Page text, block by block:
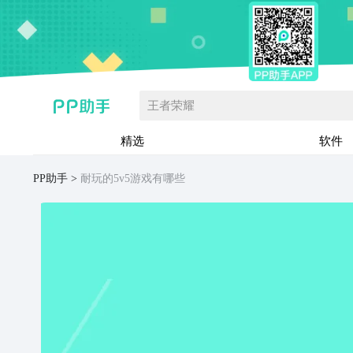
王者荣耀
精选 软件
PP助手 耐玩的5v5游戏有哪些